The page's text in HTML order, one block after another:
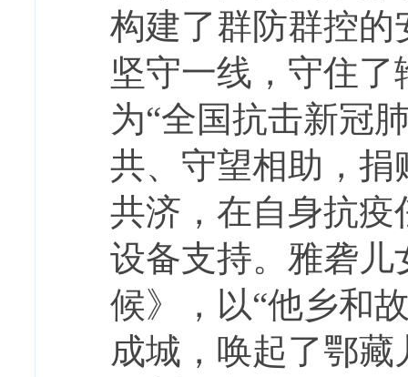
构建了群防群控
坚守一线，守住
为“全国抗击新冠
共、守望相助，捐
共济，在自身抗
设备支持。雅砻
候》，以“他乡和
成城，唤起了鄂